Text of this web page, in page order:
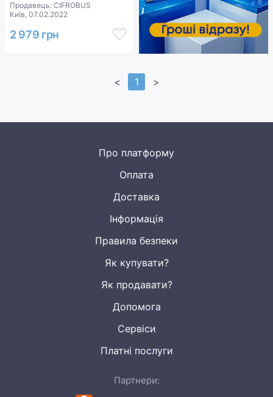
Продавець: CIFROBUS
Київ, 07.02.2022
2 979 грн
< 1 >
Про платформу
Оплата
Доставка
Інформація
Правила безпеки
Як купувати?
Як продавати?
Допомога
Сервіси
Платні послуги
Партнери: